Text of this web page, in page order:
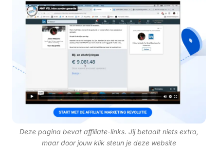
Deze pagina bevat affiliate-links. Jij betaalt niets extra,
maar door jouw klik steun je deze website